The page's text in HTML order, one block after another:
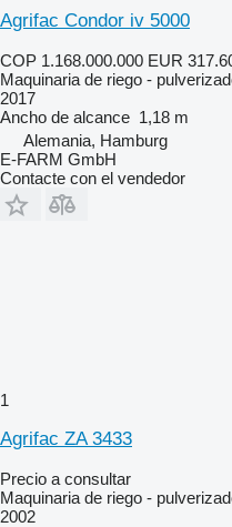
Agrifac Condor iv 5000
COP 1.168.000.000 EUR
Maquinaria de riego -
2017
Ancho de alcance 1,18 m
Alemania, Hamburg
E-FARM GmbH
Contacte con el vendedor
1
Agrifac ZA 3433
Precio a consultar
Maquinaria de riego -
2002